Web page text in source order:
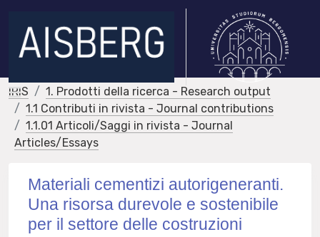
IRIS
1. Prodotti della ricerca - Research output
1.1 Contributi in rivista - Journal contributions
1.1.01 Articoli/Saggi in rivista - Journal
Articles/Essays
Materiali cementizi autorigeneranti.
Una risorsa durevole e sostenibile
per il settore delle costruzioni